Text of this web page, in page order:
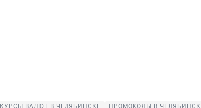
КУРСЫ ВАЛЮТ В ЧЕЛЯБИНСКЕ ПРОМОКОДЫ В